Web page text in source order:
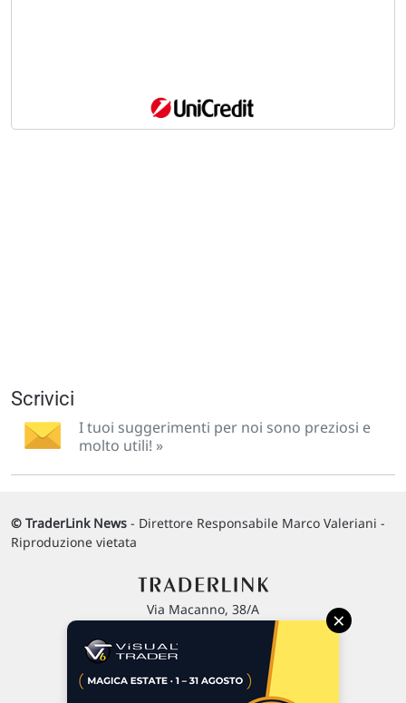
Scrivici
I tuoi suggerimenti per noi sono preziosi e
molto utili! »
© TraderLink News - Direttore Responsabile Marco Valeriani -
Riproduzione vietata
Via Macanno, 38/A
P.IVA 02 452 460 401
×